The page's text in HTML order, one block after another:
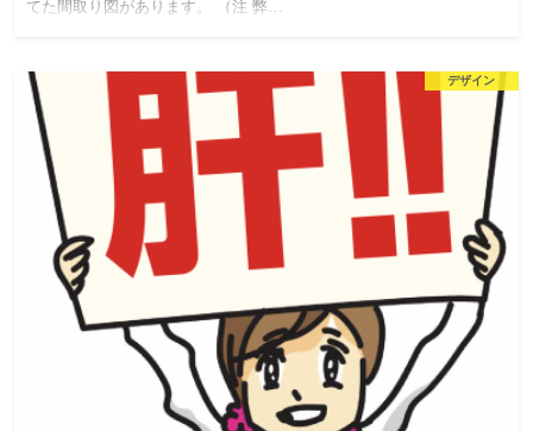
てた間取り図があります。 （注 弊…
デザイン